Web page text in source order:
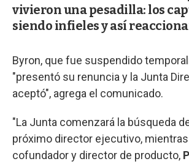
vivieron una pesadilla: los
siendo infieles y así
Byron, que fue suspendido
"presentó su renuncia y la Junta
aceptó", agrega el comunicado.
"La Junta comenzará la búsqueda
próximo director ejecutivo, mientras
cofundador y director de producto,